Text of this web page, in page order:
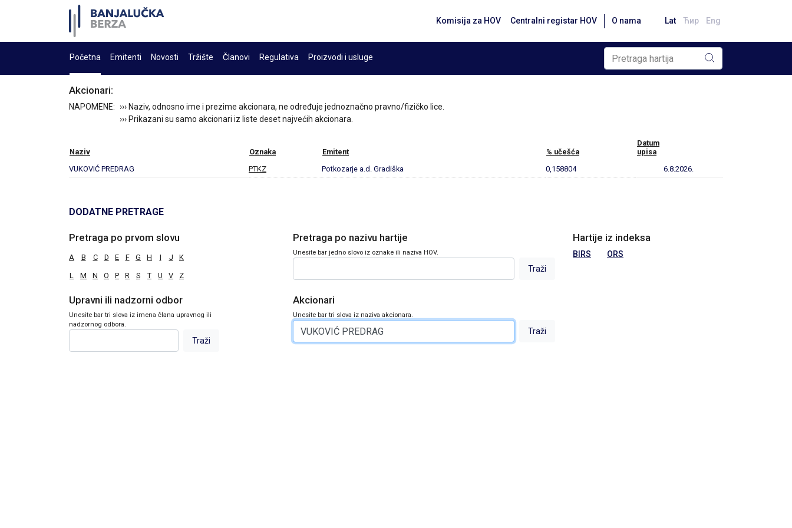
Komisija za HOV Centralni registar HOV O nama Lat Ћир Eng
Početna Emitenti Novosti Tržište Članovi Regulativa Proizvodi i usluge
Akcionari:
NAPOMENE: ››› Naziv, odnosno ime i prezime akcionara, ne određuje jednoznačno pravno/fizičko lice.
››› Prikazani su samo akcionari iz liste deset najvećih akcionara.
Naziv Oznaka Emitent % učešća
Datum
upisa
VUKOVIĆ PREDRAG
PTKZ Potkozarje a.d. Gradiška 0,158804 6.8.2026.
DODATNE PRETRAGE
Pretraga po prvom slovu
A B C D E F G H I J K
L M N O P R S T U V Z
Pretraga po nazivu hartije
Unesite bar jedno slovo iz oznake ili naziva HOV.
Hartije iz indeksa
BIRS ORS
Upravni ili nadzorni odbor
Unesite bar tri slova iz imena člana upravnog ili
nadzornog odbora.
Akcionari
Unesite bar tri slova iz naziva akcionara.